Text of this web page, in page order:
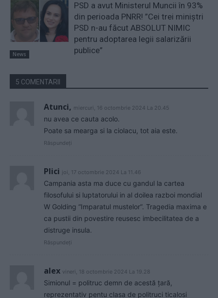
News
PSD a avut Ministerul Muncii în 93%
din perioada PNRR! ”Cei trei miniştri
PSD n-au făcut ABSOLUT NIMIC
pentru adoptarea legii salarizării
publice”
5 COMENTARII
Atunci, miercuri, 16 octombrie 2024 La 20.45
nu avea ce cauta acolo.
Poate sa mearga si la ciolacu, tot aia este.
Răspundeți
Plici joi, 17 octombrie 2024 La 11.46
Campania asta ma duce cu gandul la cartea
filosofului si luptatorului in al doilea razboi mondial
W Golding “Imparatul mustelor”. Tragedia maxima e
ca pustii din povestire reusesc imbecilitatea de a
distruge insula.
Răspundeți
alex vineri, 18 octombrie 2024 La 19.28
Simionul = politruc demn de acestă țară,
reprezentativ pentu clasa de politruci ticalosi